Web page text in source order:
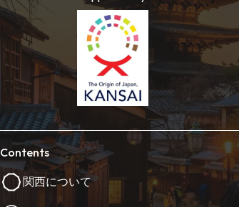
Contents
関西について